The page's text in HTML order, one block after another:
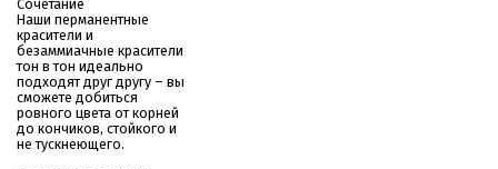
Сочетание
Наши перманентные
красители и
безаммиачные красители
тон в тон идеально
подходят друг другу – вы
сможете добиться
ровного цвета от корней
до кончиков, стойкого и
не тускнеющего.